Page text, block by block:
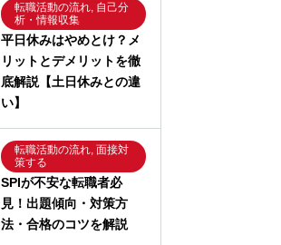
転職活動の流れ, 自己分
析・情報収集
平日休みはやめとけ？メ
リットとデメリットを徹
底解説【土日休みとの違
い】
転職活動の流れ, 面接対
策する
SPIが不安な転職者必
見！出題傾向・対策方
法・合格のコツを解説